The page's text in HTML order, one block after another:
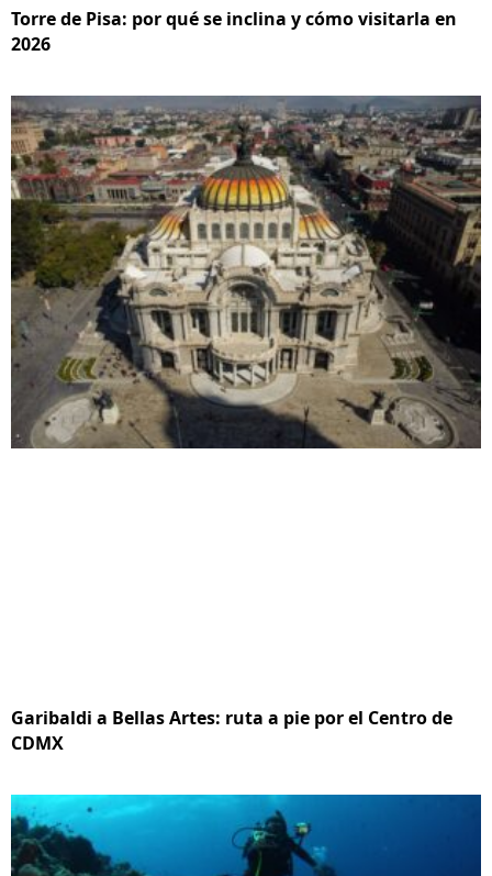
Torre de Pisa: por qué se inclina y cómo visitarla en
2026
Garibaldi a Bellas Artes: ruta a pie por el Centro de
CDMX